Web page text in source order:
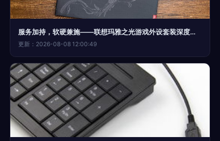
服务加持，软硬兼施——联想玛雅之光游戏外设套装深度体验
更新：2026-08-08 12:00:49